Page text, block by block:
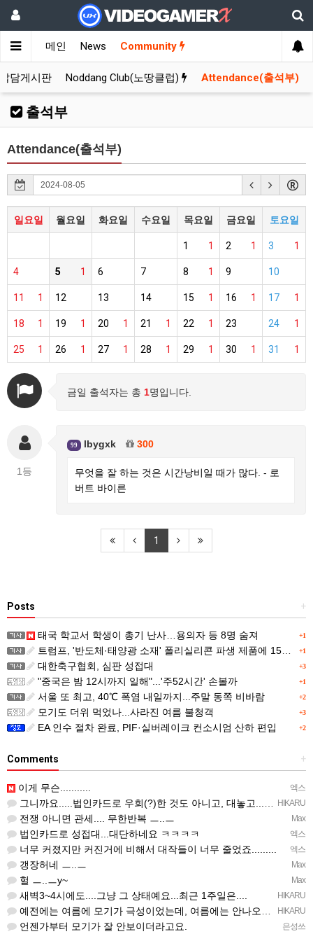
메인 News Community
담게시판 Noddang Club(노땅클럽) Attendance(출석부)
출석부
Attendance(출석부)
일요일 월요일 화요일 수요일 목요일 금요일 토요일
1
1 1
2 1
3
4 1
5 6 7 1
8 9 10
1
11 12 13 14 1
15 1
16 1
17
1
18 1
19 1
20 1
21 1
22 23 1
24
1
25 1
26 1
27 1
28 1
29 1
30 1
31
금일 출석자는 총 1명입니다.
1등
99 lbygxk 300
무엇을 잘 하는 것은 시간낭비일 때가 많다. - 로
버트 바이른
1
+
Posts
+1
태국 학교서 학생이 총기 난사…용의자 등 8명 숨져
+1
트럼프, '반도체·태양광 소재' 폴리실리콘 파생 제품에 15% 관세...한국 기업도 영향
+3
대한축구협회, 심판 성접대
+1
"중국은 밤 12시까지 일해"...'주52시간' 손볼까
+2
서울 또 최고, 40℃ 폭염 내일까지...주말 동쪽 비바람
+3
모기도 더위 먹었나...사라진 여름 불청객
+2
EA 인수 절차 완료, PIF·실버레이크 컨소시엄 산하 편입
+
Comments
엑스
이게 무슨...........
HIKARU
그니까요.....법인카드로 우회(?)한 것도 아니고, 대놓고...ㅋ ㅋ)
Max
전쟁 아니면 관세.... 무한반복 ㅡ..ㅡ
엑스
법인카드로 성접대...대단하네요 ㅋㅋㅋㅋ
엑스
너무 커졌지만 커진거에 비해서 대작들이 너무 줄었죠.........
Max
갱장허네 ㅡ..ㅡ
Max
헐 ㅡ..ㅡy~
HIKARU
새벽3~4시에도....그냥 그 상태예요...최근 1주일은....
HIKARU
예전에는 여름에 모기가 극성이었는데, 여름에는 안나오는 것 같은.....ㅎ ㅎ)
은성쓰
언젠가부터 모기가 잘 안보이더라고요.